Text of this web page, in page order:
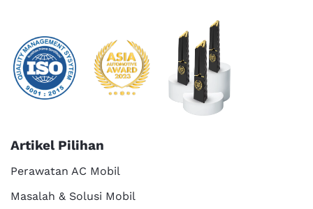
Artikel Pilihan
Perawatan AC Mobil
Masalah & Solusi Mobil